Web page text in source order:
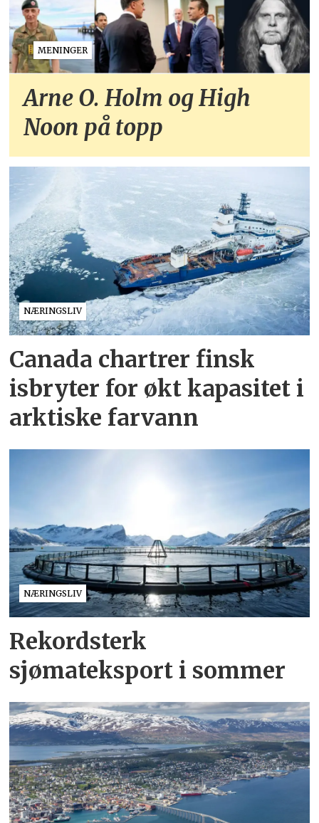
MENINGER
Arne O. Holm og High
Noon på topp
NÆRINGSLIV
Canada chartrer finsk
isbryter for økt kapasitet i
arktiske farvann
NÆRINGSLIV
Rekordsterk
sjømateksport i sommer